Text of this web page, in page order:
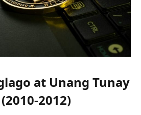
at Unang Tunay
2012)